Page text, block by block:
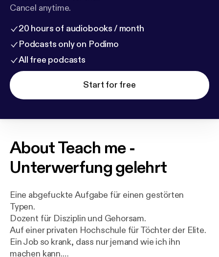
Cancel anytime.
20 hours of audiobooks / month
Podcasts only on Podimo
All free podcasts
Start for free
AboutTeach me -
Unterwerfung gelehrt
Eine abgefuckte Aufgabe für einen gestörten
Typen.
Dozent für Disziplin und Gehorsam.
Auf einer privaten Hochschule für Töchter der Elite.
Ein Job so krank, dass nur jemand wie ich ihn
machen kann.